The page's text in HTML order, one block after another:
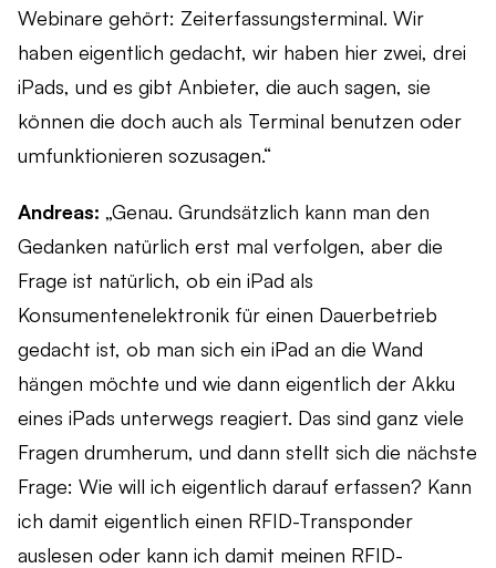
Webinare gehört: Zeiterfassungsterminal. Wir
haben eigentlich gedacht, wir haben hier zwei, drei
iPads, und es gibt Anbieter, die auch sagen, sie
können die doch auch als Terminal benutzen oder
umfunktionieren sozusagen.“
Andreas: „Genau. Grundsätzlich kann man den
Gedanken natürlich erst mal verfolgen, aber die
Frage ist natürlich, ob ein iPad als
Konsumentenelektronik für einen Dauerbetrieb
gedacht ist, ob man sich ein iPad an die Wand
hängen möchte und wie dann eigentlich der Akku
eines iPads unterwegs reagiert. Das sind ganz viele
Fragen drumherum, und dann stellt sich die nächste
Frage: Wie will ich eigentlich darauf erfassen? Kann
ich damit eigentlich einen RFID-Transponder
auslesen oder kann ich damit meinen RFID-